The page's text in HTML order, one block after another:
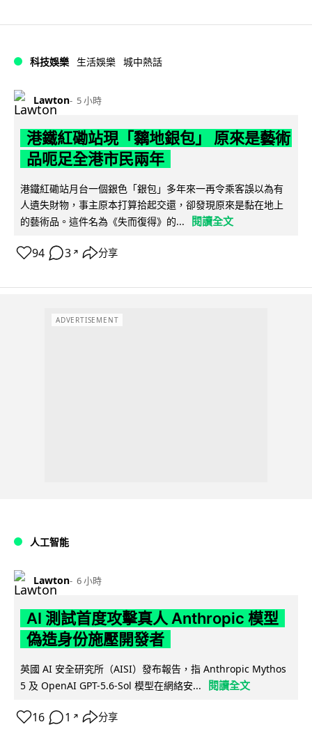
科技娛樂 生活娛樂 城中熱話
Lawton 5 小時
港鐵紅磡站現「黐地銀包」 原來是藝術
品呃足全港市民兩年
港鐵紅磡站月台一個銀色「銀包」多年來一再令乘客誤以為有
人遺失財物，事主原本打算拾起交還，卻發現原來是黏在地上
的藝術品。這件名為《失而復得》的...
閱讀全文
94 3 ↗ 分享
ADVERTISEMENT
人工智能
Lawton 6 小時
AI 測試首度攻擊真人 Anthropic 模型
偽造身份施壓開發者
英國 AI 安全研究所（AISI）發布報告，指 Anthropic Mythos
5 及 OpenAI GPT-5.6-Sol 模型在網絡安...
閱讀全文
16 1 ↗ 分享